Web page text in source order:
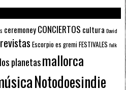
ceremoneyCONCIERTOS cultura David
Escorpioes gremiFESTIVALES folk
los planetasmallorca
Notodoesindie